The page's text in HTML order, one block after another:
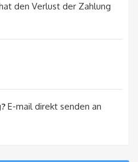
den Verlust der Zahlung
E-mail direkt senden an